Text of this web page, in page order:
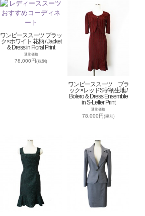
ワンピーススーツ ブラッ
ク×ホワイト 花柄 / Jacket
& Dress in Floral Print
通常価格
78,000円(税別)
ワンピーススーツ ブラ
ック×レッドS字柄生地 /
Bolero & Dress Ensemble
in S-Letter Print
通常価格
78,000円(税別)